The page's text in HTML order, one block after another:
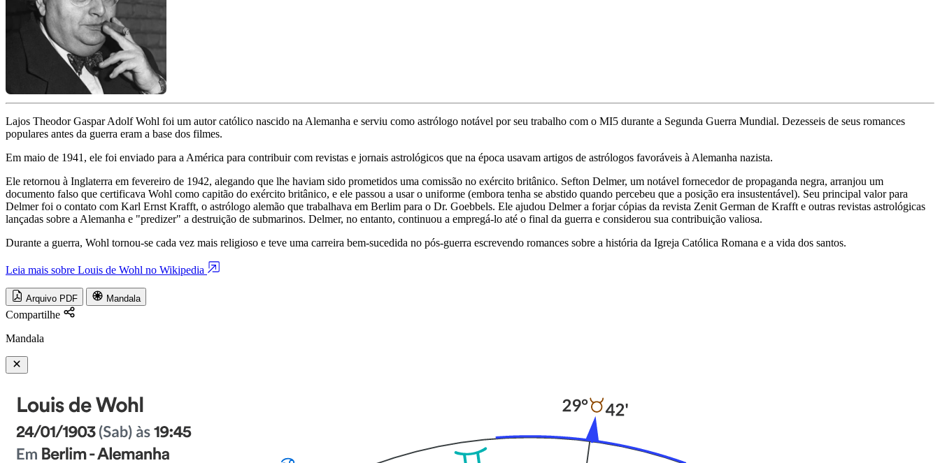
Lajos Theodor Gaspar Adolf Wohl foi um autor católico nascido na Alemanha e serviu como astrólogo notável por seu trabalho com o MI5 durante a Segunda Guerra Mundial. Dezesseis de seus romances
populares antes da guerra eram a base dos filmes.
Em maio de 1941, ele foi enviado para a América para contribuir com revistas e jornais astrológicos que na época usavam artigos de astrólogos favoráveis à Alemanha nazista.
Ele retornou à Inglaterra em fevereiro de 1942, alegando que lhe haviam sido prometidos uma comissão no exército britânico. Sefton Delmer, um notável fornecedor de propaganda negra, arranjou um
documento falso que certificava Wohl como capitão do exército britânico, e ele passou a usar o uniforme (embora tenha se abstido quando percebeu que a posição era insustentável). Seu principal valor para
Delmer foi o contato com Karl Ernst Krafft, o astrólogo alemão que trabalhava em Berlim para o Dr. Goebbels. Ele ajudou Delmer a forjar cópias da revista Zenit German de Krafft e outras revistas astrológicas
lançadas sobre a Alemanha e "predizer" a destruição de submarinos. Delmer, no entanto, continuou a empregá-lo até o final da guerra e considerou sua contribuição valiosa.
Durante a guerra, Wohl tornou-se cada vez mais religioso e teve uma carreira bem-sucedida no pós-guerra escrevendo romances sobre a história da Igreja Católica Romana e a vida dos santos.
Leia mais sobre Louis de Wohl no Wikipedia
Arquivo PDF Mandala
Compartilhe
Mandala